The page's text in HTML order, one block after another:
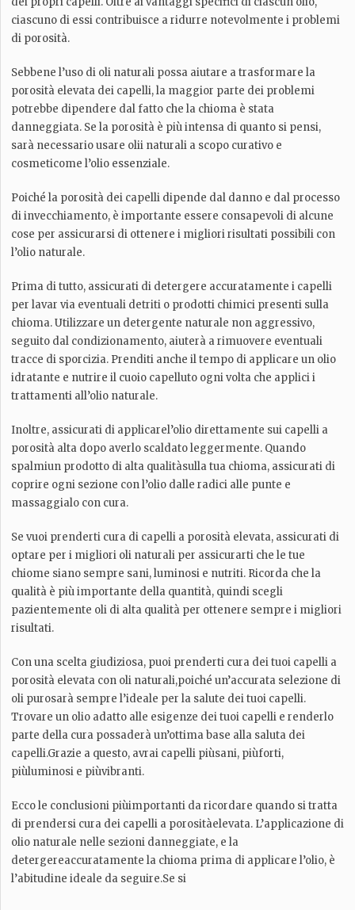
ciascuno di essi contribuisce a ridurre notevolmente i problemi
di porosità.
Sebbene l’uso di oli naturali possa aiutare a trasformare la
porosità elevata dei capelli, la maggior parte dei problemi
potrebbe dipendere dal fatto che la chioma è stata
danneggiata. Se la porosità è più intensa di quanto si pensi,
sarà necessario usare olii naturali a scopo curativo e
cosmeticome l’olio essenziale.
Poiché la porosità dei capelli dipende dal danno e dal processo
di invecchiamento, è importante essere consapevoli di alcune
cose per assicurarsi di ottenere i migliori risultati possibili con
l’olio naturale.
Prima di tutto, assicurati di detergere accuratamente i capelli
per lavar via eventuali detriti o prodotti chimici presenti sulla
chioma. Utilizzare un detergente naturale non aggressivo,
seguito dal condizionamento, aiuterà a rimuovere eventuali
tracce di sporcizia. Prenditi anche il tempo di applicare un olio
idratante e nutrire il cuoio capelluto ogni volta che applici i
trattamenti all’olio naturale.
Inoltre, assicurati di applicarel’olio direttamente sui capelli a
porosità alta dopo averlo scaldato leggermente. Quando
spalmiun prodotto di alta qualitàsulla tua chioma, assicurati di
coprire ogni sezione con l’olio dalle radici alle punte e
massaggialo con cura.
Se vuoi prenderti cura di capelli a porosità elevata, assicurati di
optare per i migliori oli naturali per assicurarti che le tue
chiome siano sempre sani, luminosi e nutriti. Ricorda che la
qualità è più importante della quantità, quindi scegli
pazientemente oli di alta qualità per ottenere sempre i migliori
risultati.
Con una scelta giudiziosa, puoi prenderti cura dei tuoi capelli a
porosità elevata con oli naturali,poiché un’accurata selezione di
oli purosarà sempre l’ideale per la salute dei tuoi capelli.
Trovare un olio adatto alle esigenze dei tuoi capelli e renderlo
parte della cura possaderà un’ottima base alla saluta dei
capelli.Grazie a questo, avrai capelli piùsani, piùforti,
piùluminosi e piùvibranti.
Ecco le conclusioni piùimportanti da ricordare quando si tratta
di prendersi cura dei capelli a porositàelevata. L’applicazione di
olio naturale nelle sezioni danneggiate, e la
detergereaccuratamente la chioma prima di applicare l’olio, è
l’abitudine ideale da seguire.Se si